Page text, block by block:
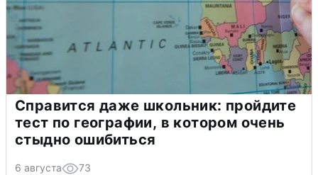
Справится даже школьник: пройдите
тест по географии, в котором очень
стыдно ошибиться
6 августа 73